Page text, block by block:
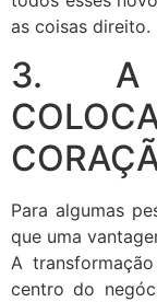
as coisas direito.
3. A
Para algumas
que uma
A
centro do